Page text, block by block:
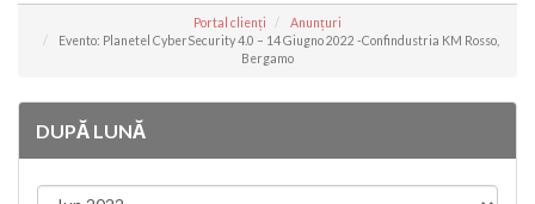
Portal clienți
Anunțuri
Evento: Planetel CyberSecurity 4.0 – 14 Giugno 2022 -Confindustria KM Rosso,
Bergamo
DUPĂ LUNĂ